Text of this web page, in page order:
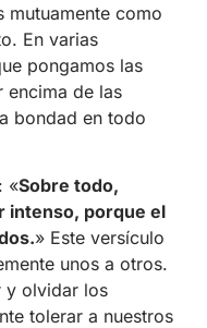
mutuamente como
En varias
pongamos las
encima de las
bondad en todo
«Sobre todo,
intenso, porque el
» Este versículo
unos a otros.
y olvidar los
tolerar a nuestros